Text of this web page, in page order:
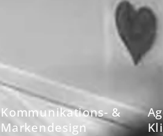
Kommunikations- &
Markendesign